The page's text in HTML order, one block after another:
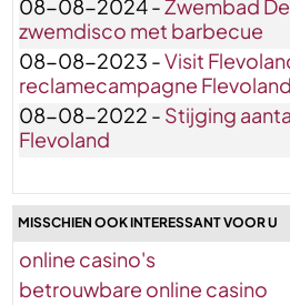
08-08-2024 -Zwembad
zwemdisco met barbecue
08-08-2023 -Visit
reclamecampagne Flevoland
08-08-2022 - Stijging
Flevoland
MISSCHIEN OOK INTERESSANT VOOR U
online casino's
betrouwbare online casino